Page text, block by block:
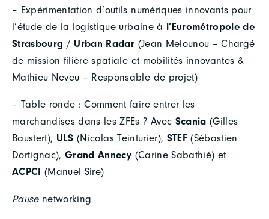
– Expérimentation d’outils numériques innovants pour
l’étude de la logistique urbaine à l’Eurométropole de
Strasbourg / Urban Radar (Jean Melounou – Chargé
de mission filière spatiale et mobilités innovantes &
Mathieu Neveu – Responsable de projet)
– Table ronde : Comment faire entrer les
marchandises dans les ZFEs ? Avec Scania (Gilles
Baustert), ULS (Nicolas Teinturier), STEF(Sébastien
Dortignac),Grand Annecy (Carine Sabathié) et
ACPCI (Manuel Sire)
Pausenetworking